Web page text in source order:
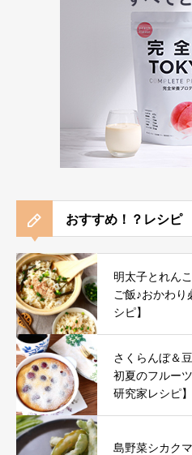
おすすめ！？レシピ
明太子とれん
ご飯♪おかわり
シピ】
さくらんぼ＆
初夏のフルー
研究家レシピ】
島野菜シカク